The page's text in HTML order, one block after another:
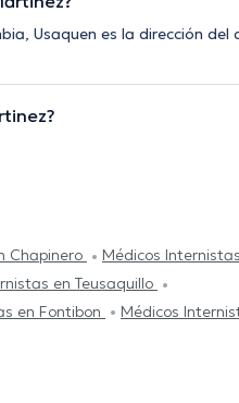
Usaquen es la dirección del
Chapinero
Médicos
en Teusaquillo
en Fontibon Médicos